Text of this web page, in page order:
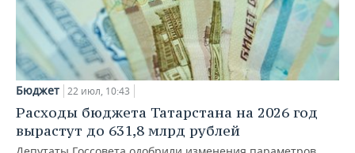
Бюджет 22 июл, 10:43
Расходы бюджета Татарстана на 2026 год
вырастут до 631,8 млрд рублей